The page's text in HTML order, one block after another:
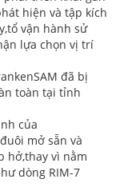
hiện và tập kích
vận hành sử
lựa chọn vị trí
đã bị
toàn tại tỉnh
của
mở sẵn và
hở,thay vì nằm
dòng RIM-7